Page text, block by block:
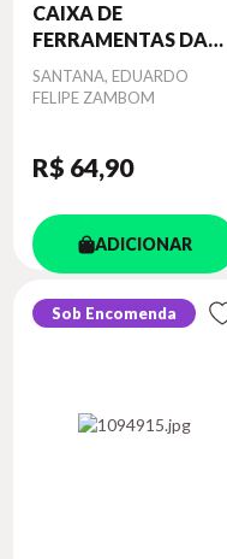
CAIXA DE
FERRAMENTAS DA
A...
Autor
SANTANA, EDUARDO
FELIPE ZAMBOM
R$ 64,90
ADICIONAR
Sob Encomenda